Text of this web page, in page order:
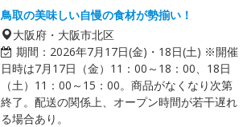
鳥取の美味しい自慢の食材が勢揃い！
大阪府・大阪市北区
期間： 2026年7月17日(金)・18日(土) ※開催
日時は7月17日（金）11：00～18：00、18日
（土）11：00～15：00。商品がなくなり次第
終了。配送の関係上、オープン時間が若干遅れ
る場合あり。